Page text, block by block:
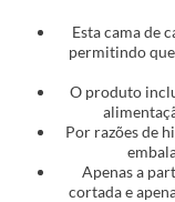
Esta cama de
permitindo que
O produto
Por razões de
Apenas a
cortada e